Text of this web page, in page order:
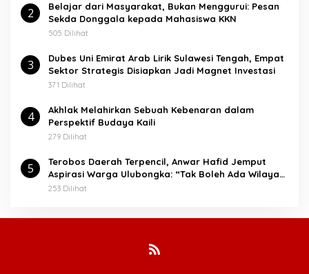
2
Belajar dari Masyarakat, Bukan Menggurui: Pesan
Sekda Donggala kepada Mahasiswa KKN
505 Dilihat
3
Dubes Uni Emirat Arab Lirik Sulawesi Tengah, Empat
Sektor Strategis Disiapkan Jadi Magnet Investasi
371 Dilihat
4
Akhlak Melahirkan Sebuah Kebenaran dalam
Perspektif Budaya Kaili
279 Dilihat
5
Terobos Daerah Terpencil, Anwar Hafid Jemput
Aspirasi Warga Ulubongka: “Tak Boleh Ada Wilayah
yang Tertinggal”
253 Dilihat